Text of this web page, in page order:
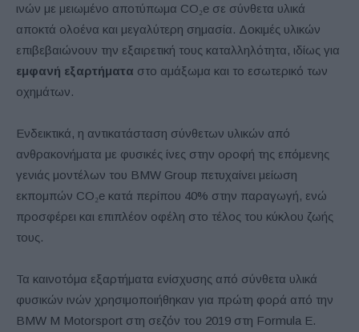
ινών με μειωμένο αποτύπωμα CO₂e σε σύνθετα υλικά
αποκτά ολοένα και μεγαλύτερη σημασία. Δοκιμές υλικών
επιβεβαιώνουν την εξαιρετική τους καταλληλότητα, ιδίως για
εμφανή εξαρτήματα στο αμάξωμα και το εσωτερικό των
οχημάτων.
Ενδεικτικά, η αντικατάσταση σύνθετων υλικών από
ανθρακονήματα με φυσικές ίνες στην οροφή της επόμενης
γενιάς μοντέλων του BMW Group πετυχαίνει μείωση
εκπομπών CO₂e κατά περίπου 40% στην παραγωγή, ενώ
προσφέρει και επιπλέον οφέλη στο τέλος του κύκλου ζωής
τους.
Τα καινοτόμα εξαρτήματα ενίσχυσης από σύνθετα υλικά
φυσικών ινών χρησιμοποιήθηκαν για πρώτη φορά από την
BMW M Motorsport στη σεζόν του 2019 στη Formula E.